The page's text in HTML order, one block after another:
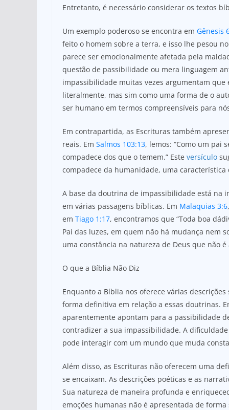
Entretanto, é necessário considerar os textos
Um exemplo poderoso se encontra em Gênesis
feito o homem sobre a terra, e isso lhe pesou
parece ser emocionalmente afetada pela
questão de passibilidade ou mera linguagem
impassibilidade muitas vezes argumentam que
literalmente, mas sim como uma forma de o
ser humano em termos compreensíveis para
Em contrapartida, as Escrituras também
reais. Em Salmos 103:13, lemos: “Como um pai
compadece dos que o temem.” Este versículo
compadece da humanidade, uma
A base da doutrina de impassibilidade está na
em várias passagens bíblicas. Em Malaquias 3:6
em Tiago 1:17, encontramos que “Toda boa
Pai das luzes, em quem não há mudança nem
uma constância na natureza de Deus que não
O que a Bíblia Não Diz
Enquanto a Bíblia nos oferece várias
forma definitiva em relação a essas doutrinas.
aparentemente apontam para a passibilidade
contradizer a sua impassibilidade. A
pode interagir com um mundo que muda
Além disso, as Escrituras não oferecem uma
se encaixam. As descrições poéticas e as
Sua natureza de maneira profunda e
emoções humanas não é apresentada de forma